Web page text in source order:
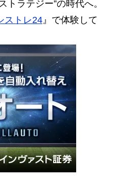
トラテジー”の時代へ。
ストレ24』で体験して